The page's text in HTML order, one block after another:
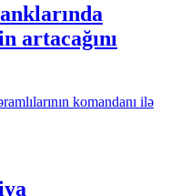
artacağını